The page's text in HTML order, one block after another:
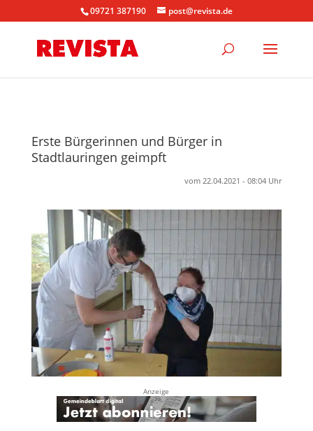
09721 387190 post@revista.de
Erste Bürgerinnen und Bürger in
Stadtlauringen geimpft
vom 22.04.2021 - 08:04 Uhr
Anzeige